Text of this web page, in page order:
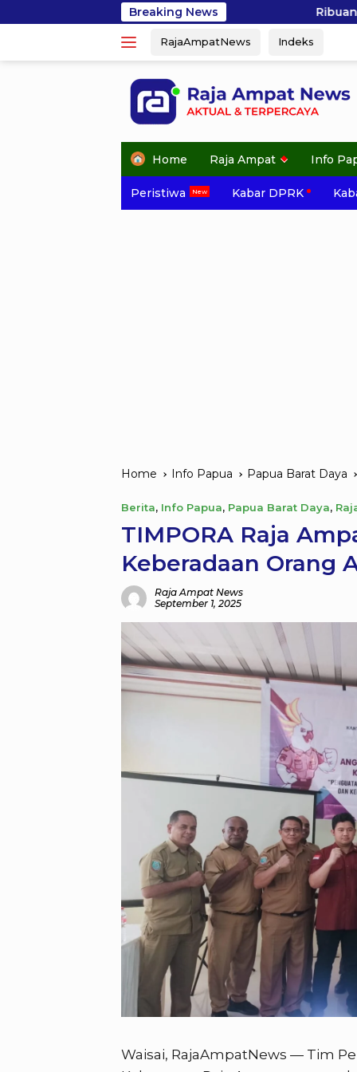
to
Breaking News
Ribuan Peserta Semarakkan
RajaAmpatNews Indeks
Home Raja Ampat Info
Peristiwa Kabar DPRK
Home Info Papua Papua Barat Daya
Berita, Info Papua, Papua Barat Daya,
TIMPORA Raja
Keberadaan Orang
Raja Ampat News
September 1, 2025
Waisai, RajaAmpatNews — Tim